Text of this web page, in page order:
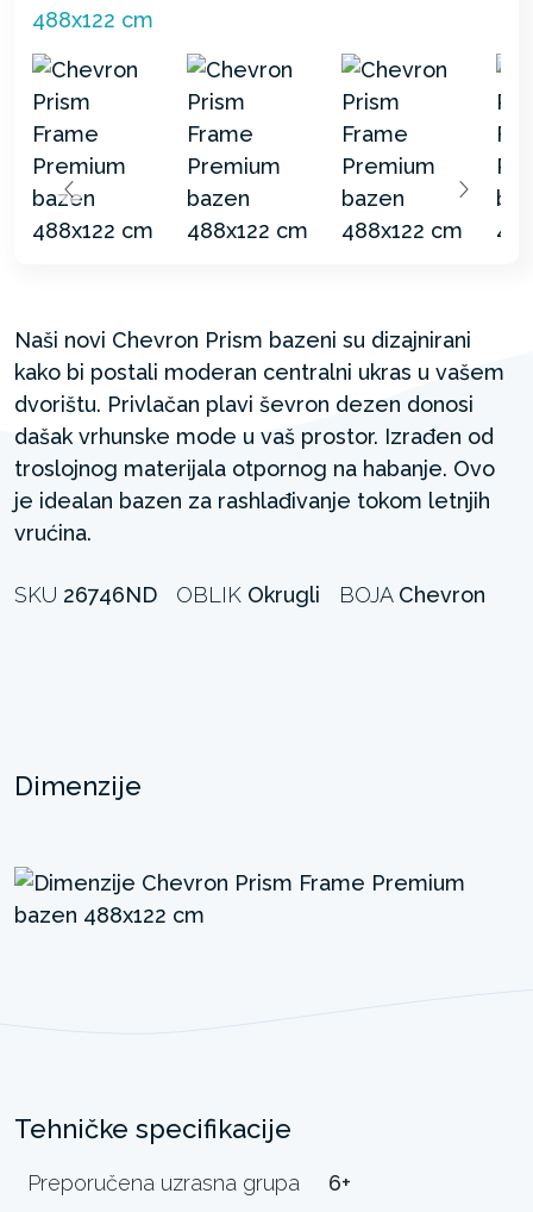
Naši novi Chevron Prism bazeni su dizajnirani
kako bi postali moderan centralni ukras u vašem
dvorištu. Privlačan plavi ševron dezen donosi
dašak vrhunske mode u vaš prostor. Izrađen od
troslojnog materijala otpornog na habanje. Ovo
je idealan bazen za rashlađivanje tokom letnjih
vrućina.
SKU 26746ND OBLIK Okrugli BOJA Chevron
Dimenzije
Tehničke specifikacije
Preporučena uzrasna grupa 6+